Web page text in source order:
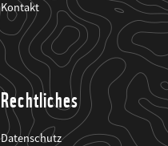
Kontakt
Rechtliches
Datenschutz